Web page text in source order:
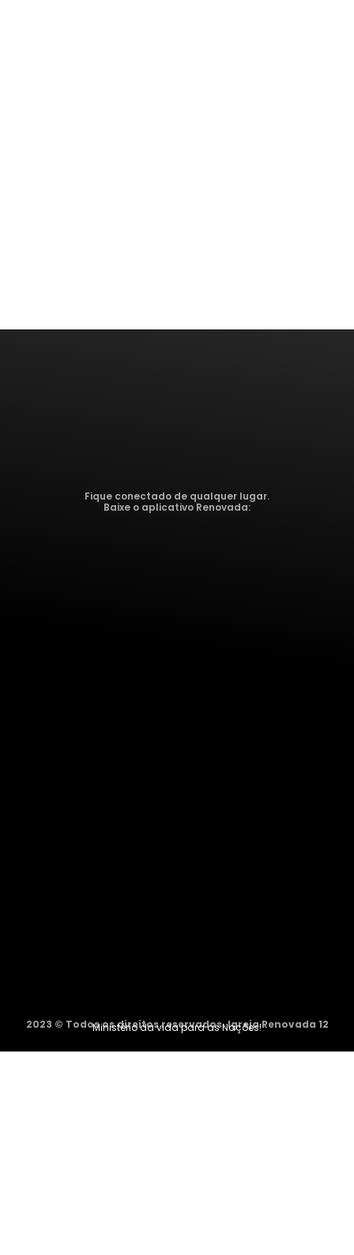
Fique conectado de qualquer lugar.
Baixe o aplicativo Renovada:
2023 © Todos os direitos reservados. Igreja Renovada 12
Ministério da vida para as Nações!